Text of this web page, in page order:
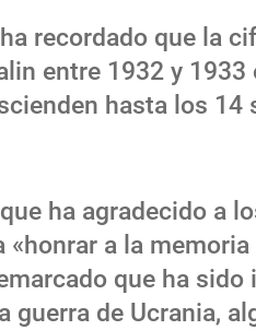
recordado que la
entre 1932 y
hasta los
ha agradecido a
«honrar a la
que ha
guerra de Ucrania,